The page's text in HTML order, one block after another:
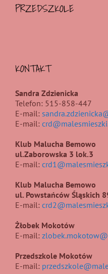
PRZEDSZKOLE
KONTAKT
Sandra Zdzienicka
Telefon: 515-858-447
E-mail:
E-mail:
Klub Malucha Bemowo
ul.Zaborowska 3 lok.3
E-mail:
Klub Malucha Bemowo
ul. Powstańców Śląskich
E-mail:
Żłobek Mokotów
E-mail:
Przedszkole Mokotów
E-mail: